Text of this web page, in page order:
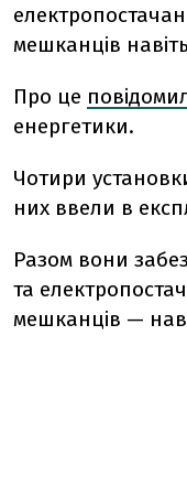
мешканців
Про це
енергетики.
Чотири
них ввели в
Разом вони
та
мешканців —